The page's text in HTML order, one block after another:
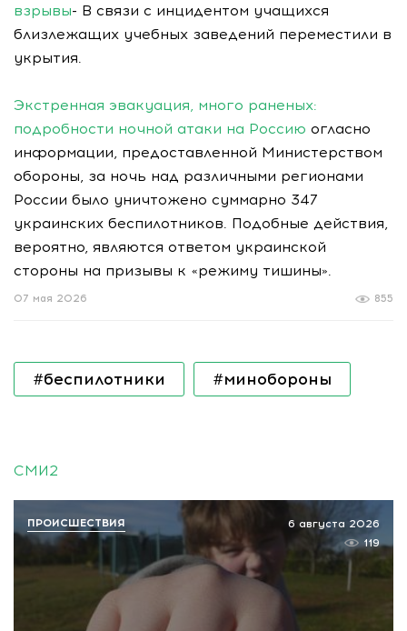
взрывы- В связи с инцидентом учащихся
близлежащих учебных заведений переместили в
укрытия.
Экстренная эвакуация, много раненых:
подробности ночной атаки на Россию огласно
информации, предоставленной Министерством
обороны, за ночь над различными регионами
России было уничтожено суммарно 347
украинских беспилотников. Подобные действия,
вероятно, являются ответом украинской
стороны на призывы к «режиму тишины».
855
07 мая 2026
#беспилотники #минобороны
СМИ2
6 августа 2026
119
ПРОИСШЕСТВИЯ